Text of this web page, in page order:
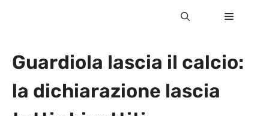
MENU
Guardiola lascia il calcio:
la dichiarazione lascia